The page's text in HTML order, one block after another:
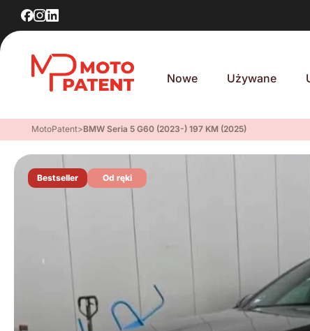
Nowe Używane
MotoPatent>BMW Seria 5 G60 (2023-) 197 KM (2025)
Bestseller Od ręki